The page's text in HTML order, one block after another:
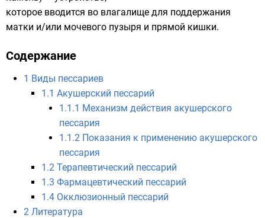
которое вводится во влагалище для поддержания
матки и/или мочевого пузыря и прямой кишки.
Содержание
1 Виды пессариев
1.1 Акушерский пессарий
1.1.1 Механизм действия акушерского
пессария
1.1.2 Показания к применению акушерского
пессария
1.2 Терапевтический пессарий
1.3 Фармацевтический пессарий
1.4 Окклюзионный пессарий
2 Литература